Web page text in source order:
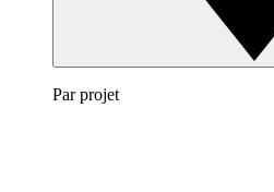
Par projet